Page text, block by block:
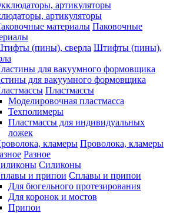
артикуляторы
Паковочные
Штифты (пины),
для вакуумного формовщика
Пластмассы
Моделировочная пластмасса
Техполимеры
Пластмассы для индивидуальных
ложек
Проволока, кламеры
Разное
Силиконы
Сплавы и припои
Для бюгельного протезирования
Для коронок и мостов
Припои